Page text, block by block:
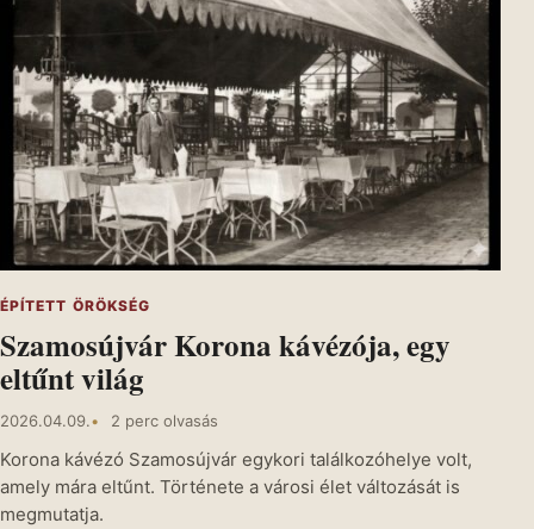
ÉPÍTETT ÖRÖKSÉG
Szamosújvár Korona kávézója, egy
eltűnt világ
2026.04.09. 2 perc olvasás
Korona kávézó Szamosújvár egykori találkozóhelye volt,
amely mára eltűnt. Története a városi élet változását is
megmutatja.